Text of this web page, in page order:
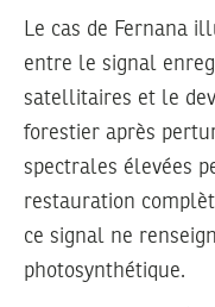
Le cas de Fernana
entre le signal
satellitaires et le
forestier après
spectrales élevées
restauration
ce signal ne
photosynthétique.